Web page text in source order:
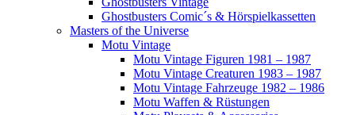
Ghostbusters Comic´s & Hörspielkassetten
Masters of the Universe
Motu Vintage
Motu Vintage Figuren 1981 – 1987
Motu Vintage Creaturen 1983 – 1987
Motu Vintage Fahrzeuge 1982 – 1986
Motu Waffen & Rüstungen